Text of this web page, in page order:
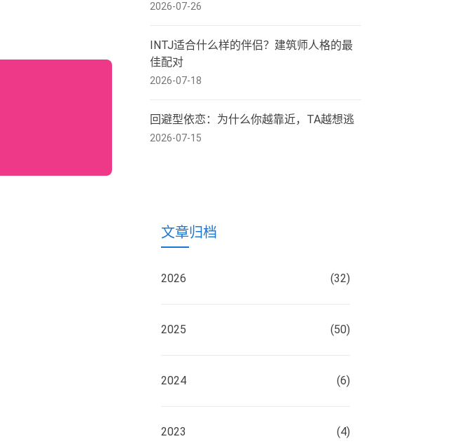
2026-07-26
INTJ适合什么样的伴侣？建筑师人格的最
佳配对
2026-07-18
回避型依恋：为什么你越靠近，TA越想逃
2026-07-15
文章归档
2026 (32)
2025 (50)
2024 (6)
2023 (4)